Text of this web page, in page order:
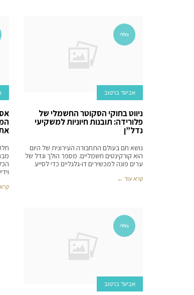
כללי
אביעד ברטוב
ניווט בחוקי הסקוטר החשמלי של
פלורידה: תובנות חיוניות למשקיעי
נדל”ן
נושא חם בעולם התחבורה העירונית של היום
הוא קורקינטים חשמליים. מספר הולך וגדל של
ערים פונה למכשירים דו-גלגליים כדי לסייע
קרא עוד ←
כללי
אביעד ברטוב